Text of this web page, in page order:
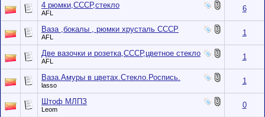
4 рюмки,СССР,стекло
AFL 6
Ваза ,бокалы , рюмки хрусталь СССР
AFL 1
Две вазочки и розетка,СССР,цветное стекло
AFL 1
Ваза.Амуры в цветах.Стекло.Роспись.
lasso 1
Штоф МЛПЗ
Leom 0